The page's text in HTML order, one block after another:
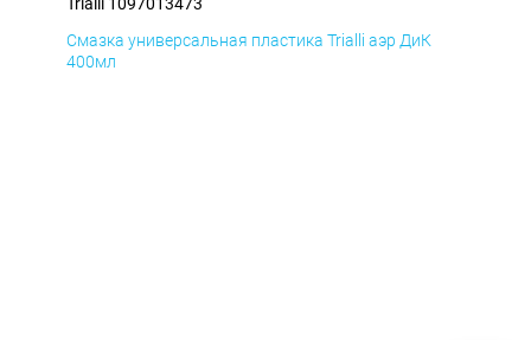
Смазка универсальная пластика Trialli аэр ДиК
400мл